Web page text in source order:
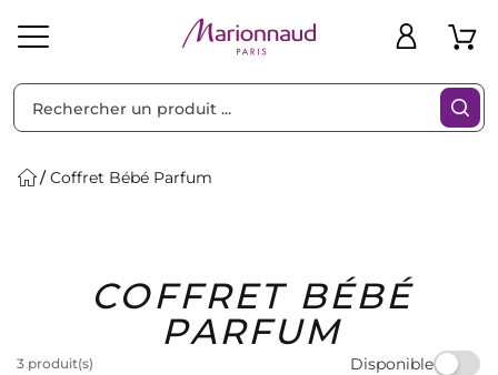
Solaire Homme Marques Idées
Cadeaux
Bons
Plans
Coffret Bébé Parfum
COFFRET BÉBÉ
PARFUM
3 produit(s) Disponible
Filtres